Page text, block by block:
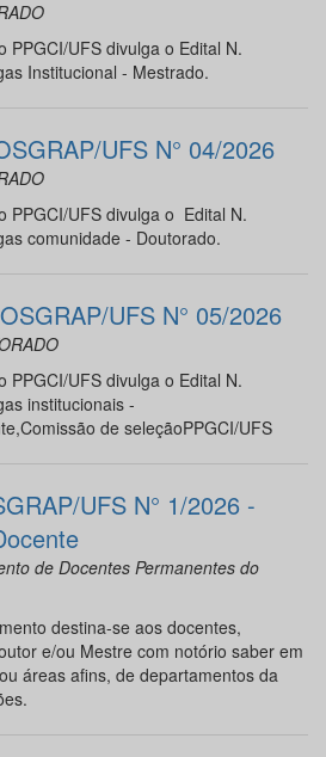
PPGCI/UFS divulga o Edital N.
Institucional - Mestrado.
UFS N° 04/2026
PPGCI/UFS divulga o Edital N.
comunidade - Doutorado.
UFS N° 05/2026
PPGCI/UFS divulga o Edital N.
institucionais -
de seleçãoPPGCI/UFS
UFS N° 1/2026 -
de Docentes Permanentes do
destina-se aos docentes,
e/ou Mestre com notório saber em
áreas afins, de departamentos da